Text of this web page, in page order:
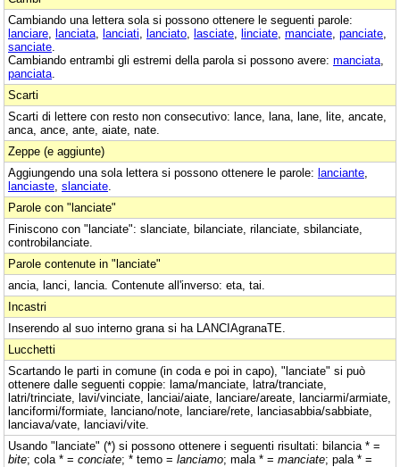
Cambiando una lettera sola si possono ottenere le seguenti parole:
lanciare lanciata lanciati lanciato lasciate linciate manciate panciate
sanciate
Cambiando entrambi gli estremi della parola si possono avere: manciata
panciata
Scarti
Scarti di lettere con resto non consecutivo: lance, lana, lane, lite, ancate,
anca, ance, ante, aiate, nate.
Zeppe (e aggiunte)
Aggiungendo una sola lettera si possono ottenere le parole: lanciante
lanciaste slanciate
Parole con "lanciate"
Finiscono con "lanciate": slanciate, bilanciate, rilanciate, sbilanciate,
controbilanciate.
Parole contenute in "lanciate"
ancia, lanci, lancia. Contenute all'inverso: eta, tai.
Incastri
Inserendo al suo interno grana si ha LANCIAgranaTE.
Lucchetti
Scartando le parti in comune (in coda e poi in capo), "lanciate" si può
ottenere dalle seguenti coppie: lama/manciate, latra/tranciate,
latri/trinciate, lavi/vinciate, lanciai/aiate, lanciare/areate, lanciarmi/armiate,
lanciformi/formiate, lanciano/note, lanciare/rete, lanciasabbia/sabbiate,
lanciava/vate, lanciavi/vite.
Usando "lanciate" (*) si possono ottenere i seguenti risultati: bilancia * =
bite; cola * = conciate; * temo = lanciamo; mala * = manciate; pala * =